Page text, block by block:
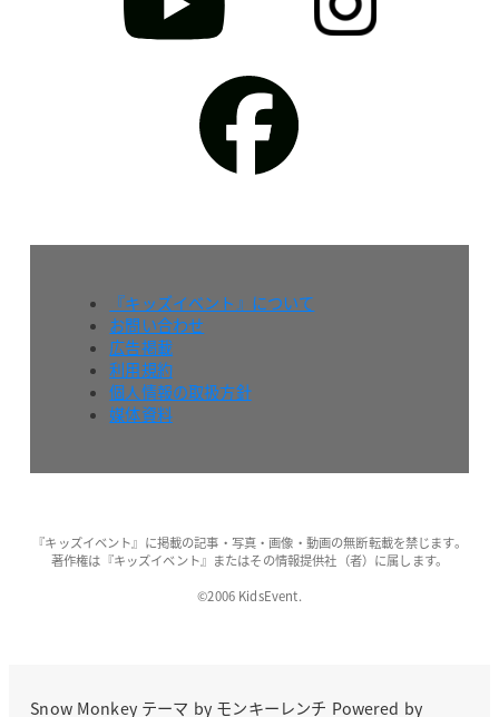
『キッズイベント』について
お問い合わせ
広告掲載
利用規約
個人情報の取扱方針
媒体資料
『キッズイベント』に掲載の記事・写真・画像・動画の無断転載を禁じます。
著作権は『キッズイベント』またはその情報提供社（者）に属します。
©2006 KidsEvent.
Snow Monkeyテーマ by モンキーレンチ Powered by